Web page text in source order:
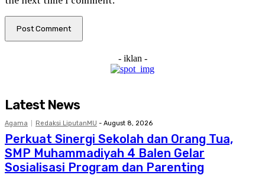
- iklan -
Latest News
Agama Redaksi LiputanMU - August 8, 2026
Perkuat Sinergi Sekolah dan Orang Tua,
SMP Muhammadiyah 4 Balen Gelar
Sosialisasi Program dan Parenting